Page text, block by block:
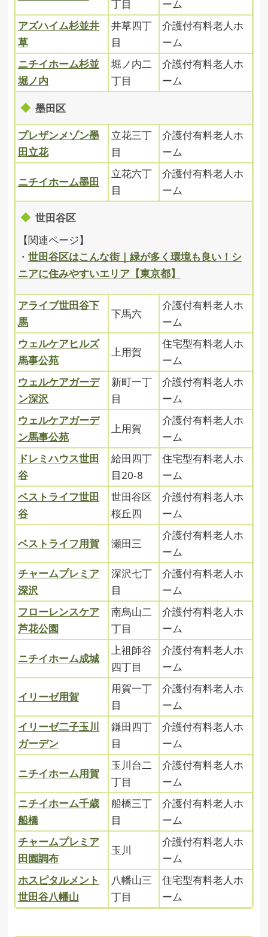
丁目
ーム
アズハイム杉並井
草
井草四丁
目
介護付有料老人ホ
ーム
ニチイホーム杉並
堀ノ内
堀ノ内二
丁目
介護付有料老人ホ
ーム
墨田区
プレザンメゾン墨
田立花
立花三丁
目
介護付有料老人ホ
ーム
ニチイホーム墨田
立花六丁
目
介護付有料老人ホ
ーム
世田谷区
【関連ページ】
・ 世田谷区はこんな街｜緑が多く環境も良い！シ
ニアに住みやすいエリア【東京都】
アライブ世田谷下
馬
下馬六
介護付有料老人ホ
ーム
ウェルケアヒルズ
馬事公苑
上用賀
住宅型有料老人ホ
ーム
ウェルケアガーデ
ン深沢
新町一丁
目
介護付有料老人ホ
ーム
ウェルケアガーデ
ン馬事公苑
上用賀
介護付有料老人ホ
ーム
ドレミハウス世田
谷
給田四丁
目20-8
住宅型有料老人ホ
ーム
ベストライフ世田
谷
世田谷区
桜丘四
介護付有料老人ホ
ーム
ベストライフ用賀 瀬田三
介護付有料老人ホ
ーム
チャームプレミア
深沢
深沢七丁
目
介護付有料老人ホ
ーム
フローレンスケア
芦花公園
南烏山二
丁目
介護付有料老人ホ
ーム
ニチイホーム成城
上祖師谷
四丁目
介護付有料老人ホ
ーム
イリーゼ用賀
用賀一丁
目
介護付有料老人ホ
ーム
イリーゼ二子玉川
ガーデン
鎌田四丁
目
介護付有料老人ホ
ーム
ニチイホーム用賀
玉川台二
丁目
介護付有料老人ホ
ーム
ニチイホーム千歳
船橋
船橋三丁
目
介護付有料老人ホ
ーム
チャームプレミア
田園調布
玉川
介護付有料老人ホ
ーム
ホスピタルメント
世田谷八幡山
八幡山三
丁目
住宅型有料老人ホ
ーム